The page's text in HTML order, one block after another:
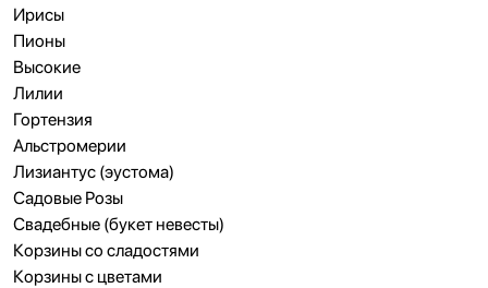
Ирисы
Пионы
Высокие
Лилии
Гортензия
Альстромерии
Лизиантус (эустома)
Садовые Розы
Свадебные (букет невесты)
Корзины со сладостями
Корзины с цветами